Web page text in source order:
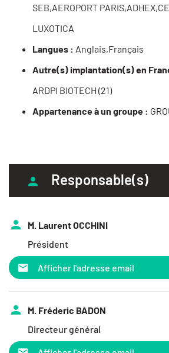
SEB,AEROPORT
LUXOTICA
Langues : Anglais,Français
Autre(s) implantation(s) en
ARDPI BIOTECH (21)
Appartenance à un groupe :
Responsable(s)
M. Laurent OCCHINI
Président
Afficher l'adresse email
M. Fréderic BADON
Directeur général